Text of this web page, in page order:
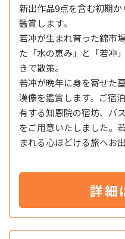
新出作品9点を含む初期
鑑賞します。
若冲が生まれ育った錦市
た「水の恵み」と「若冲
きで散策。
若冲が晩年に身を寄せた
漢像を鑑賞します。ご宿
有する知恩院の宿坊、バ
をご用意いたしました。
まれる心ほどける旅へお
詳細